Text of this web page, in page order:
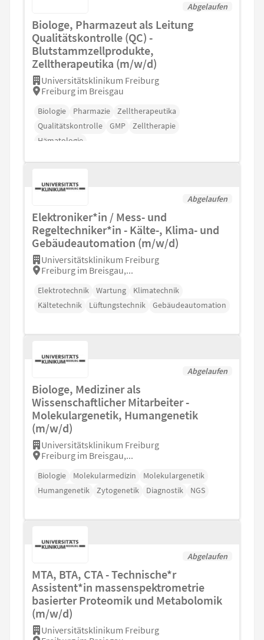
Abgelaufen
Biologe, Pharmazeut als Leitung
Qualitätskontrolle (QC) -
Blutstammzellprodukte,
Zelltherapeutika (m/w/d)
Universitätsklinikum Freiburg
Freiburg im Breisgau
Biologie Pharmazie
Zelltherapeutika
Qualitätskontrolle
GMP
Zelltherapie
Hämatologie
Abgelaufen
Elektroniker*in / Mess- und
Regeltechniker*in - Kälte-, Klima- und
Gebäudeautomation (m/w/d)
Universitätsklinikum Freiburg
Freiburg im Breisgau,...
Elektrotechnik Wartung
Klimatechnik
Kältetechnik
Lüftungstechnik Gebäudeautomation
Abgelaufen
Biologe, Mediziner als
Wissenschaftlicher Mitarbeiter -
Molekulargenetik, Humangenetik
(m/w/d)
Universitätsklinikum Freiburg
Freiburg im Breisgau,...
Biologie Molekularmedizin
Molekulargenetik
Humangenetik
Zytogenetik Diagnostik NGS
Abgelaufen
MTA, BTA, CTA - Technische*r
Assistent*in massenspektrometrie
basierter Proteomik und Metabolomik
(m/w/d)
Universitätsklinikum Freiburg